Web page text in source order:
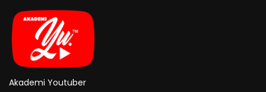
Akademi Youtuber